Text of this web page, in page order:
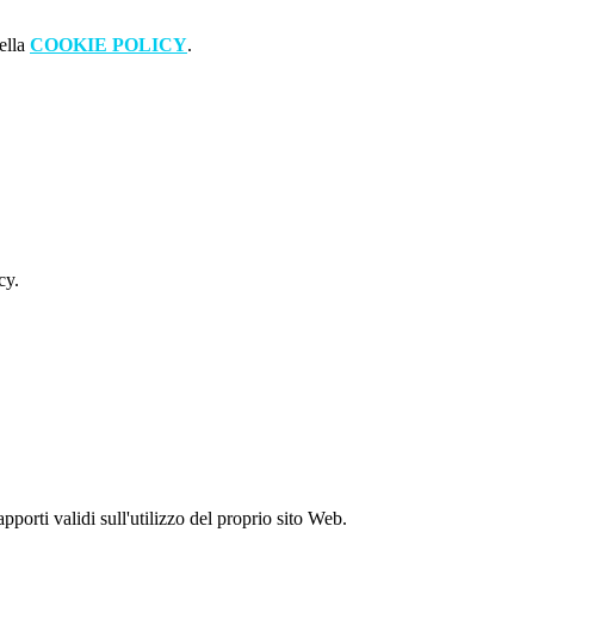
COOKIE POLICY.
validi sull'utilizzo del proprio sito Web.